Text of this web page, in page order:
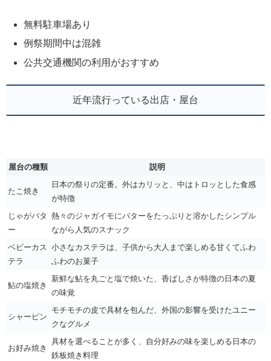
無料駐車場あり
例祭期間中は混雑
公共交通機関の利用がおすすめ
近年流行っている出店・屋台
屋台の種類 説明
たこ焼き
日本の祭りの定番。外はカリッと、中はトロッとした食感
が特徴
じゃがバタ
ー
熱々のジャガイモにバターをたっぷりと溶かしたシンプル
ながら人気のスナック
ベビーカス
テラ
小さなカステラは、子供から大人まで楽しめる甘くてふわ
ふわのお菓子
鮎の塩焼き
新鮮な鮎を丸ごと塩で焼いた、香ばしさが特徴の日本の夏
の味覚
シャーピン
モチモチの皮で具材を包んだ、外国の影響を受けたユニー
クなグルメ
お好み焼き
具材を選べることが多く、自分好みの味を楽しめる日本の
鉄板焼き料理